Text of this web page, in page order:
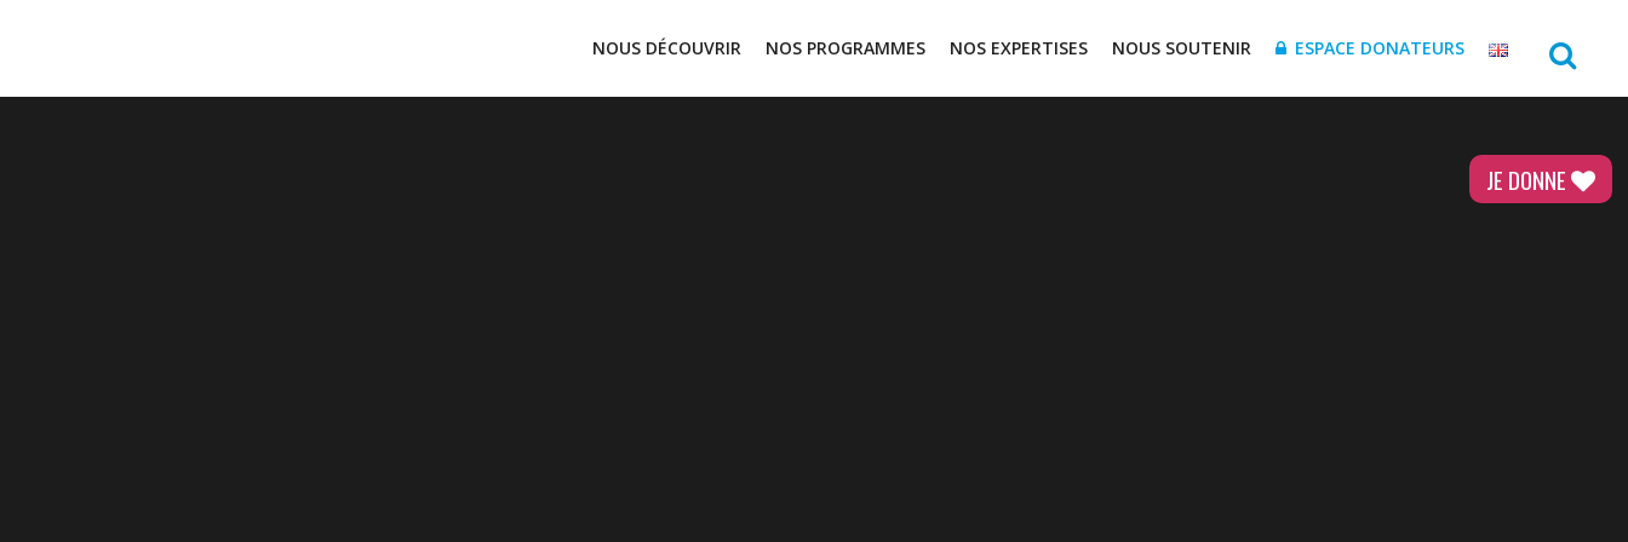
JE DONNE
NOUS DÉCOUVRIR NOS PROGRAMMES NOS EXPERTISES NOUS SOUTENIR ESPACE DONATEURS